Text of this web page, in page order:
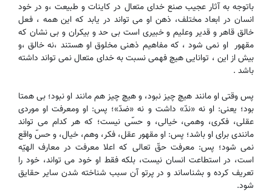
باتوجه به آثار عجیب صنع خدای متعال در کاینات و طبیعت ،و در خود
انسان در ابعاد مختلف، ذهن او می تواند در یابد که این همه ، فعل
خالق قاهر و قدیر وعلیم و خبیری است بی حد و بیکران و بی نشان که
مقهور او نمی شود ، که مفاهیم ذهنی مخلوق او هستند ،نه خالق ،و
بیش از این ، توانایی هیچ فهمی نسبت به خدای متعال نمی تواند داشته
باشد .
پس وقتی او مانند هیچ چیز نبود، و هیچ چیز هم مانند او نبود؛ بی همتا
بود؛ یعنی: او نه «ندّ» داشت و نه «ضدّ»؛ پس: او ومعرفت او موردی
عقلی، فکری، وهمی، خیالی، و حسّی نیست؛ که هر کدام می تواند
مانندی برای او باشد؛ پس: او مقهور عقل، فکر، وهم، خیال، و حسّ واقع
نمی شود؛ پس: معرفت حقّ تعالی که اعلا معرفت در معارف الهیّه
است، در استطاعت انسان نیست، بلکه فقط او خود می تواند، خود را
تعریف کرده و بشناساند و در پرتو آن سبب شناخته شدن سایر حقایق
شود.